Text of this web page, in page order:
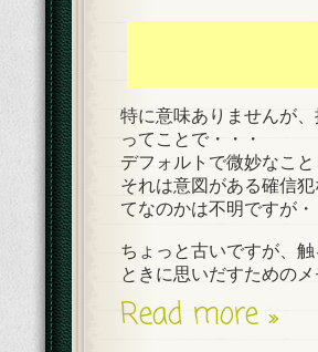
特に意味ありませんが
ってことで・・・
デフォルトで微妙なこ
それは意図がある確信
てなのかは不明ですが・
ちょっと古いですが、
ときに思いだすためのメ
Read more »